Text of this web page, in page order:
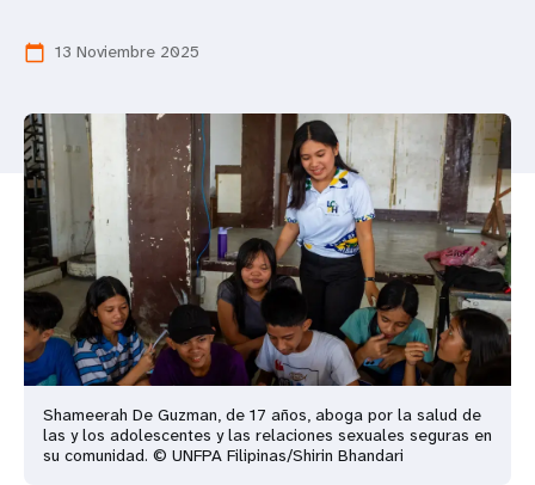
calendar_today 13 Noviembre 2025
Shameerah De Guzman, de 17 años, aboga por la salud de
las y los adolescentes y las relaciones sexuales seguras en
su comunidad. © UNFPA Filipinas/Shirin Bhandari